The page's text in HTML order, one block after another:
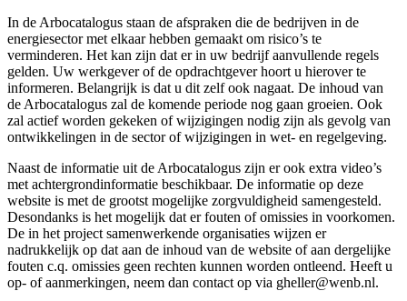
In de Arbocatalogus staan de afspraken die de bedrijven in de
energiesector met elkaar hebben gemaakt om risico’s te
verminderen. Het kan zijn dat er in uw bedrijf aanvullende regels
gelden. Uw werkgever of de opdrachtgever hoort u hierover te
informeren. Belangrijk is dat u dit zelf ook nagaat. De inhoud van
de Arbocatalogus zal de komende periode nog gaan groeien. Ook
zal actief worden gekeken of wijzigingen nodig zijn als gevolg van
ontwikkelingen in de sector of wijzigingen in wet- en regelgeving.
Naast de informatie uit de Arbocatalogus zijn er ook extra video’s
met achtergrondinformatie beschikbaar. De informatie op deze
website is met de grootst mogelijke zorgvuldigheid samengesteld.
Desondanks is het mogelijk dat er fouten of omissies in voorkomen.
De in het project samenwerkende organisaties wijzen er
nadrukkelijk op dat aan de inhoud van de website of aan dergelijke
fouten c.q. omissies geen rechten kunnen worden ontleend. Heeft u
op- of aanmerkingen, neem dan contact op via gheller@wenb.nl.